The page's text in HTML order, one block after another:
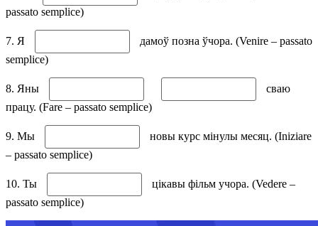
passato semplice)
7. Я
дамоў позна ўчора. (Venire – passato
semplice)
8. Яны
сваю
працу. (Fare – passato semplice)
9. Мы
новы курс мінулы месяц. (Iniziare
– passato semplice)
10. Ты
цікавы фільм учора. (Vedere –
passato semplice)